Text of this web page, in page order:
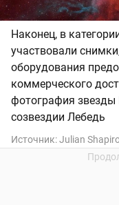
Наконец, в
участвовали
оборудования
коммерческого
фотография
созвездии Лебедь
Источник:Julian